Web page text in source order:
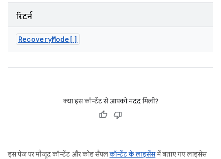
रिटर्न
RecoveryMode[]
क्या इस कॉन्टेंट से आपको मदद मिली?
इस पेज पर मौजूद कॉन्टेंट और कोड सैंपलकॉन्टेंट के लाइसेंसमें बताए गए लाइसेंस